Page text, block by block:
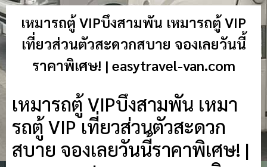
เหมารถตู้ VIPบึงสามพัน เหมารถตู้ VIP
เที่ยวส่วนตัวสะดวกสบาย จองเลยวันนี้
ราคาพิเศษ! | easytravel-van.com
เหมารถตู้ VIPบึงสามพัน เหมา
รถตู้ VIP เที่ยวส่วนตัวสะดวก
สบาย จองเลยวันนี้ราคาพิเศษ! |